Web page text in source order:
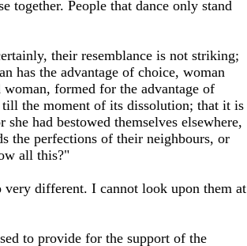
together. People that dance only stand
their resemblance is not striking;
has the advantage of choice, woman
formed for the advantage of
till the moment of its dissolution; that it is
had bestowed themselves elsewhere,
the perfections of their neighbours, or
all this?"
different. I cannot look upon them at
to provide for the support of the